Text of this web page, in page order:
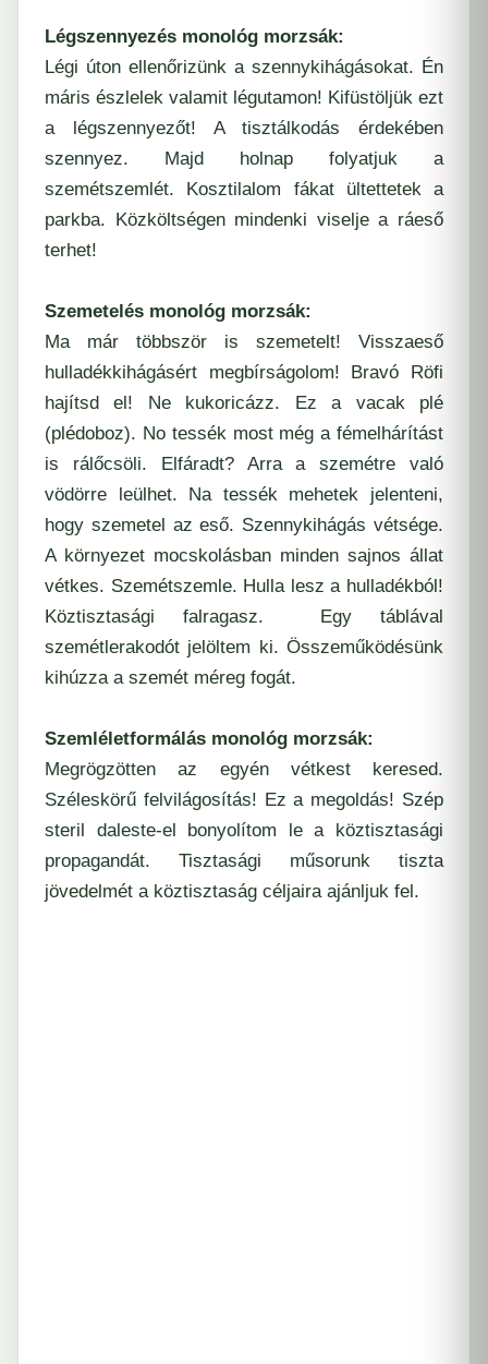
Légszennyezés monológ morzsák:
Légi úton ellenőrizünk a szennykihágásokat. Én
máris észlelek valamit légutamon! Kifüstöljük ezt
a légszennyezőt! A tisztálkodás érdekében
szennyez. Majd holnap folyatjuk a
szemétszemlét. Kosztilalom fákat ültettetek a
parkba. Közköltségen mindenki viselje a ráeső
terhet!
Szemetelés monológ morzsák:
Ma már többször is szemetelt! Visszaeső
hulladékkihágásért megbírságolom! Bravó Röfi
hajítsd el! Ne kukoricázz. Ez a vacak plé
(plédoboz). No tessék most még a fémelhárítást
is rálőcsöli. Elfáradt? Arra a szemétre való
vödörre leülhet. Na tessék mehetek jelenteni,
hogy szemetel az eső. Szennykihágás vétsége.
A környezet mocskolásban minden sajnos állat
vétkes. Szemétszemle. Hulla lesz a hulladékból!
Köztisztasági falragasz. Egy táblával
szemétlerakodót jelöltem ki. Összeműködésünk
kihúzza a szemét méreg fogát.
Szemléletformálás monológ morzsák:
Megrögzötten az egyén vétkest keresed.
Széleskörű felvilágosítás! Ez a megoldás! Szép
steril daleste-el bonyolítom le a köztisztasági
propagandát. Tisztasági műsorunk tiszta
jövedelmét a köztisztaság céljaira ajánljuk fel.